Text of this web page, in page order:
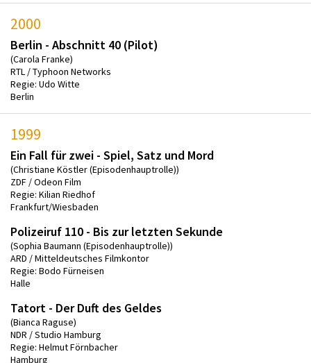
2000
Berlin - Abschnitt 40 (Pilot)
(Carola Franke)
RTL / Typhoon Networks
Regie: Udo Witte
Berlin
1999
Ein Fall für zwei - Spiel, Satz und Mord
(Christiane Köstler (Episodenhauptrolle))
ZDF / Odeon Film
Regie: Kilian Riedhof
Frankfurt/Wiesbaden
Polizeiruf 110 - Bis zur letzten Sekunde
(Sophia Baumann (Episodenhauptrolle))
ARD / Mitteldeutsches Filmkontor
Regie: Bodo Fürneisen
Halle
Tatort - Der Duft des Geldes
(Bianca Raguse)
NDR / Studio Hamburg
Regie: Helmut Förnbacher
Hamburg